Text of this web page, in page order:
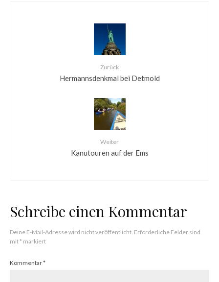
Zurück
Hermannsdenkmal bei Detmold
Weiter
Kanutouren auf der Ems
Schreibe einen Kommentar
Deine E-Mail-Adresse wird nicht veröffentlicht. Erforderliche Felder sind
mit* markiert
Kommentar*